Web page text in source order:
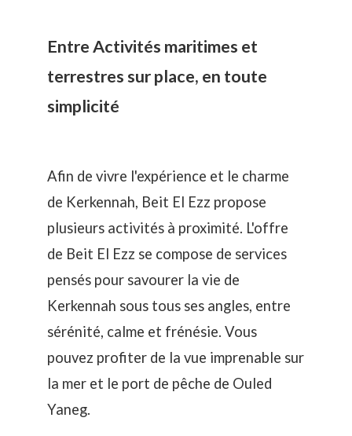
Entre Activités maritimes et
terrestres sur place, en toute
simplicité
Afin de vivre l'expérience et le charme
de Kerkennah, Beit El Ezz propose
plusieurs activités à proximité. L'offre
de Beit El Ezz se compose de services
pensés pour savourer la vie de
Kerkennah sous tous ses angles, entre
sérénité, calme et frénésie. Vous
pouvez profiter de la vue imprenable sur
la mer et le port de pêche de Ouled
Yaneg.